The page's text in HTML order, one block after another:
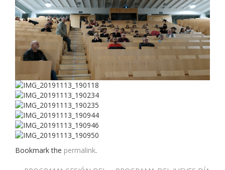
Bookmark the permalink.